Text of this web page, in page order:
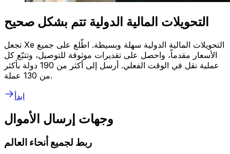
التحويلات المالية الدولية تتم بشكل صحيح
تجعل Xe التحويلات المالية الدولية سهلة وبسيطة. اطّلع على جميع
الأسعار مقدماً، واحصل على تقديرات موثوقة للتوصيل، وتتبّع كل
عملية نقل في الوقت الفعلي. أرسل إلى أكثر من 190 دولة بأكثر
من 130 عملة.
ابدأ
وجهات إرسال الأموال
ربط لجميع أنحاء العالم